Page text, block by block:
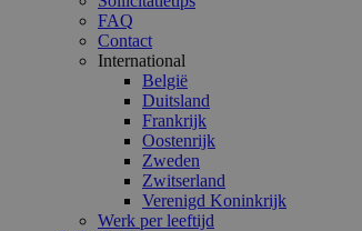
FAQ
Contact
International
België
Duitsland
Frankrijk
Oostenrijk
Zweden
Zwitserland
Verenigd Koninkrijk
Werk per leeftijd